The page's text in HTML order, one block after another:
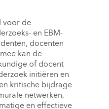
voor de
en EBM-
docenten
kan de
of docent
initiëren en
kritische bijdrage
netwerken,
en effectieve